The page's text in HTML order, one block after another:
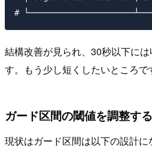
結構改善が見られ、30秒以下に
す。もう少し短くしたいところで
ガード区間の閾値を調整する
現状はガード区間は以下の設計に